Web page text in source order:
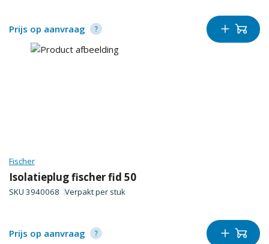
Prijs op aanvraag
Fischer
Isolatieplug fischer fid 50
SKU 3940068 Verpakt per stuk
Prijs op aanvraag